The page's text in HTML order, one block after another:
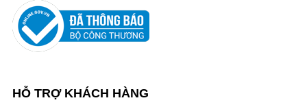
HỖ TRỢ KHÁCH HÀNG